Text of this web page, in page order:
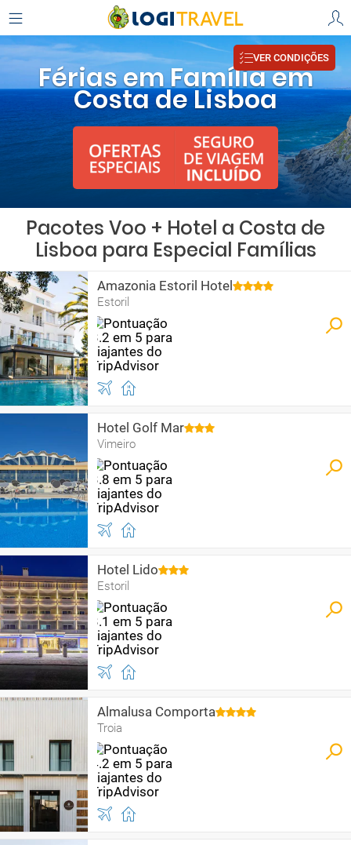
Férias em Família em
Costa de Lisboa
VER CONDIÇÕES
Pacotes Voo + Hotel a Costa de
Lisboa para Especial Famílias
Amazonia Estoril Hotel
Estoril
Hotel Golf Mar
Vimeiro
Hotel Lido
Estoril
Almalusa Comporta
Troia